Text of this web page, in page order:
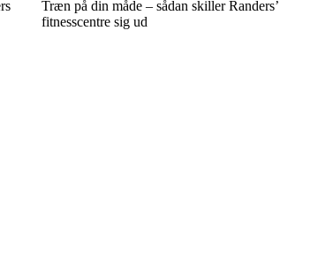
Træn på din måde – sådan skiller Randers’
fitnesscentre sig ud